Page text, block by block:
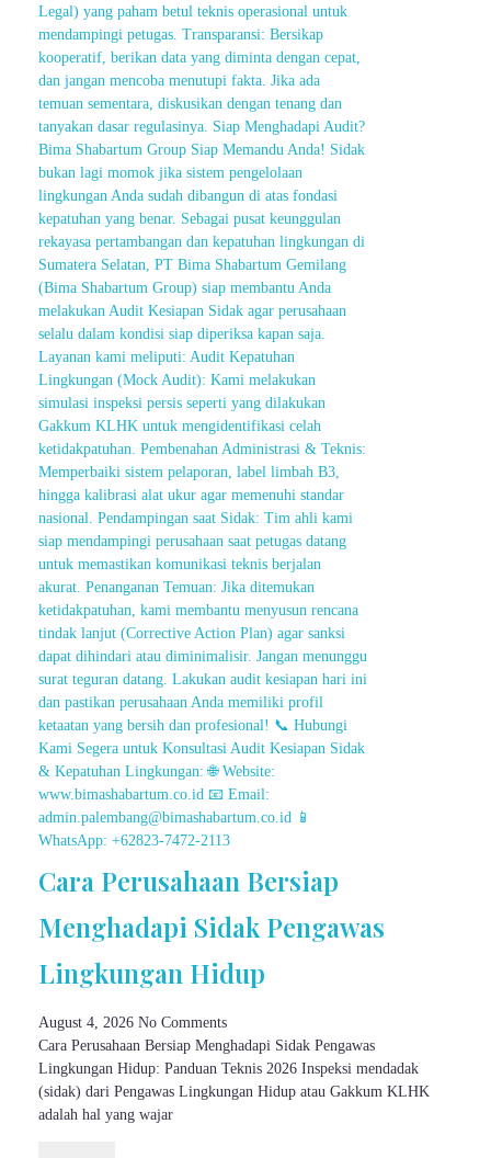
Cara Perusahaan Bersiap
Menghadapi Sidak Pengawas
Lingkungan Hidup
August 4, 2026 No Comments
Cara Perusahaan Bersiap Menghadapi Sidak Pengawas
Lingkungan Hidup: Panduan Teknis 2026 Inspeksi mendadak
(sidak) dari Pengawas Lingkungan Hidup atau Gakkum KLHK
adalah hal yang wajar